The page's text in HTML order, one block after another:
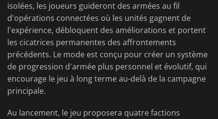
isolées, les joueurs guideront des armées au fil
d'opérations connectées où les unités gagnent de
l'expérience, débloquent des améliorations et portent
les cicatrices permanentes des affrontements
précédents. Le mode est conçu pour créer un système
de progression d'armée plus personnel et évolutif, qui
encourage le jeu à long terme au-delà de la campagne
principale.
Au lancement, le jeu proposera quatre factions